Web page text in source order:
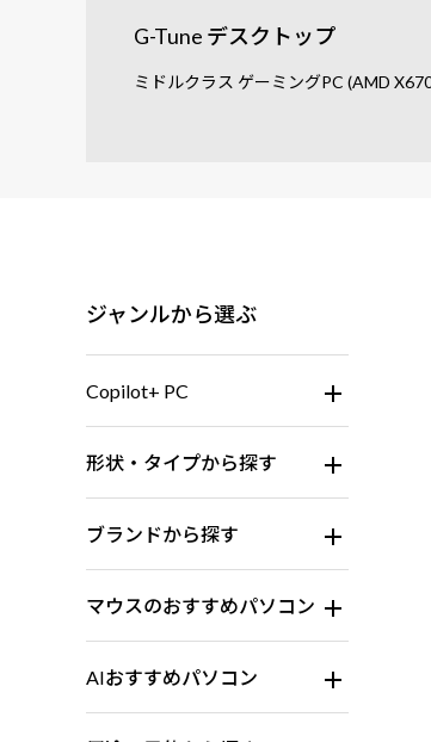
G-Tune デスクトップ
ミドルクラス ゲーミングPC (AMD
ジャンルから選ぶ
Copilot+ PC
形状・タイプから探す
ブランドから探す
マウスのおすすめパソコン
AIおすすめパソコン